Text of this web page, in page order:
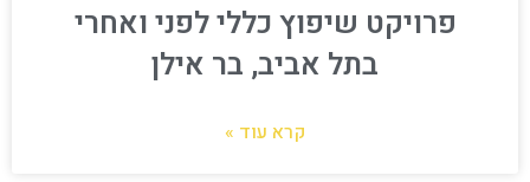
פרויקט שיפוץ כללי לפני ואחרי
בתל אביב, בר אילן
קרא עוד »